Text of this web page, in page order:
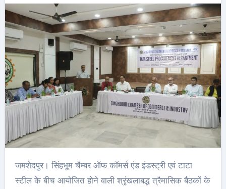
जमशेदपुर। सिंहभूम चैम्बर ऑफ कॉमर्स एंड इंडस्ट्री एवं टाटा
स्टील के बीच आयोजित होने वाली श्रृंखलाबद्ध त्रैमासिक बैठकों के